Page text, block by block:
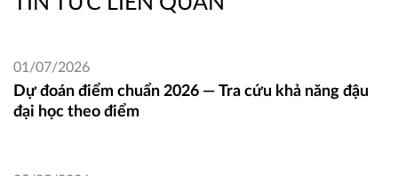
Dự đoán điểm chuẩn 2026 — Tra cứu khả năng đậu
đại học theo điểm
01/07/2026